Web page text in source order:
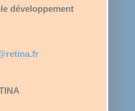
développement